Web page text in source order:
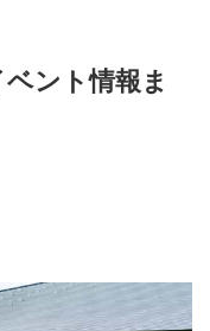
ント情報ま